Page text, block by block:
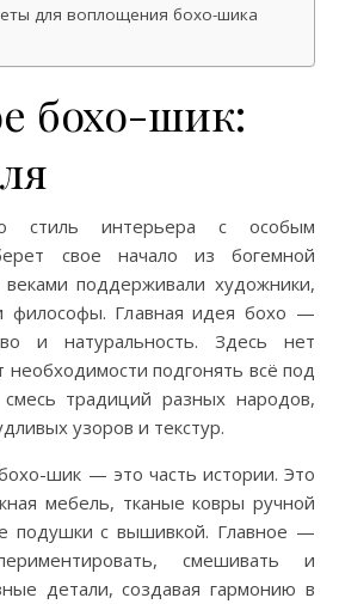
для воплощения бохо-шика
бохо-шик:
интерьера с особым
свое начало из богемной
поддерживали художники,
философы. Главная идея бохо —
и натуральность. Здесь нет
необходимости подгонять всё под
традиций разных народов,
узоров и текстур.
шик — это часть истории. Это
мебель, тканые ковры ручной
подушки с вышивкой. Главное —
смешивать и
детали, создавая гармонию в